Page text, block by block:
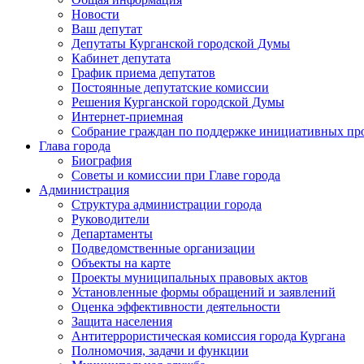
Новости
Ваш депутат
Депутаты Курганской городской Думы
Кабинет депутата
График приема депутатов
Постоянные депутатские комиссии
Решения Курганской городской Думы
Интернет-приемная
Собрание граждан по поддержке инициативных
Глава города
Биография
Советы и комиссии при Главе города
Администрация
Структура администрации города
Руководители
Департаменты
Подведомственные организации
Объекты на карте
Проекты муниципальных правовых актов
Установленные формы обращений и заявлений
Оценка эффективности деятельности
Защита населения
Антитеррористическая комиссия города Кургана
Полномочия, задачи и функции